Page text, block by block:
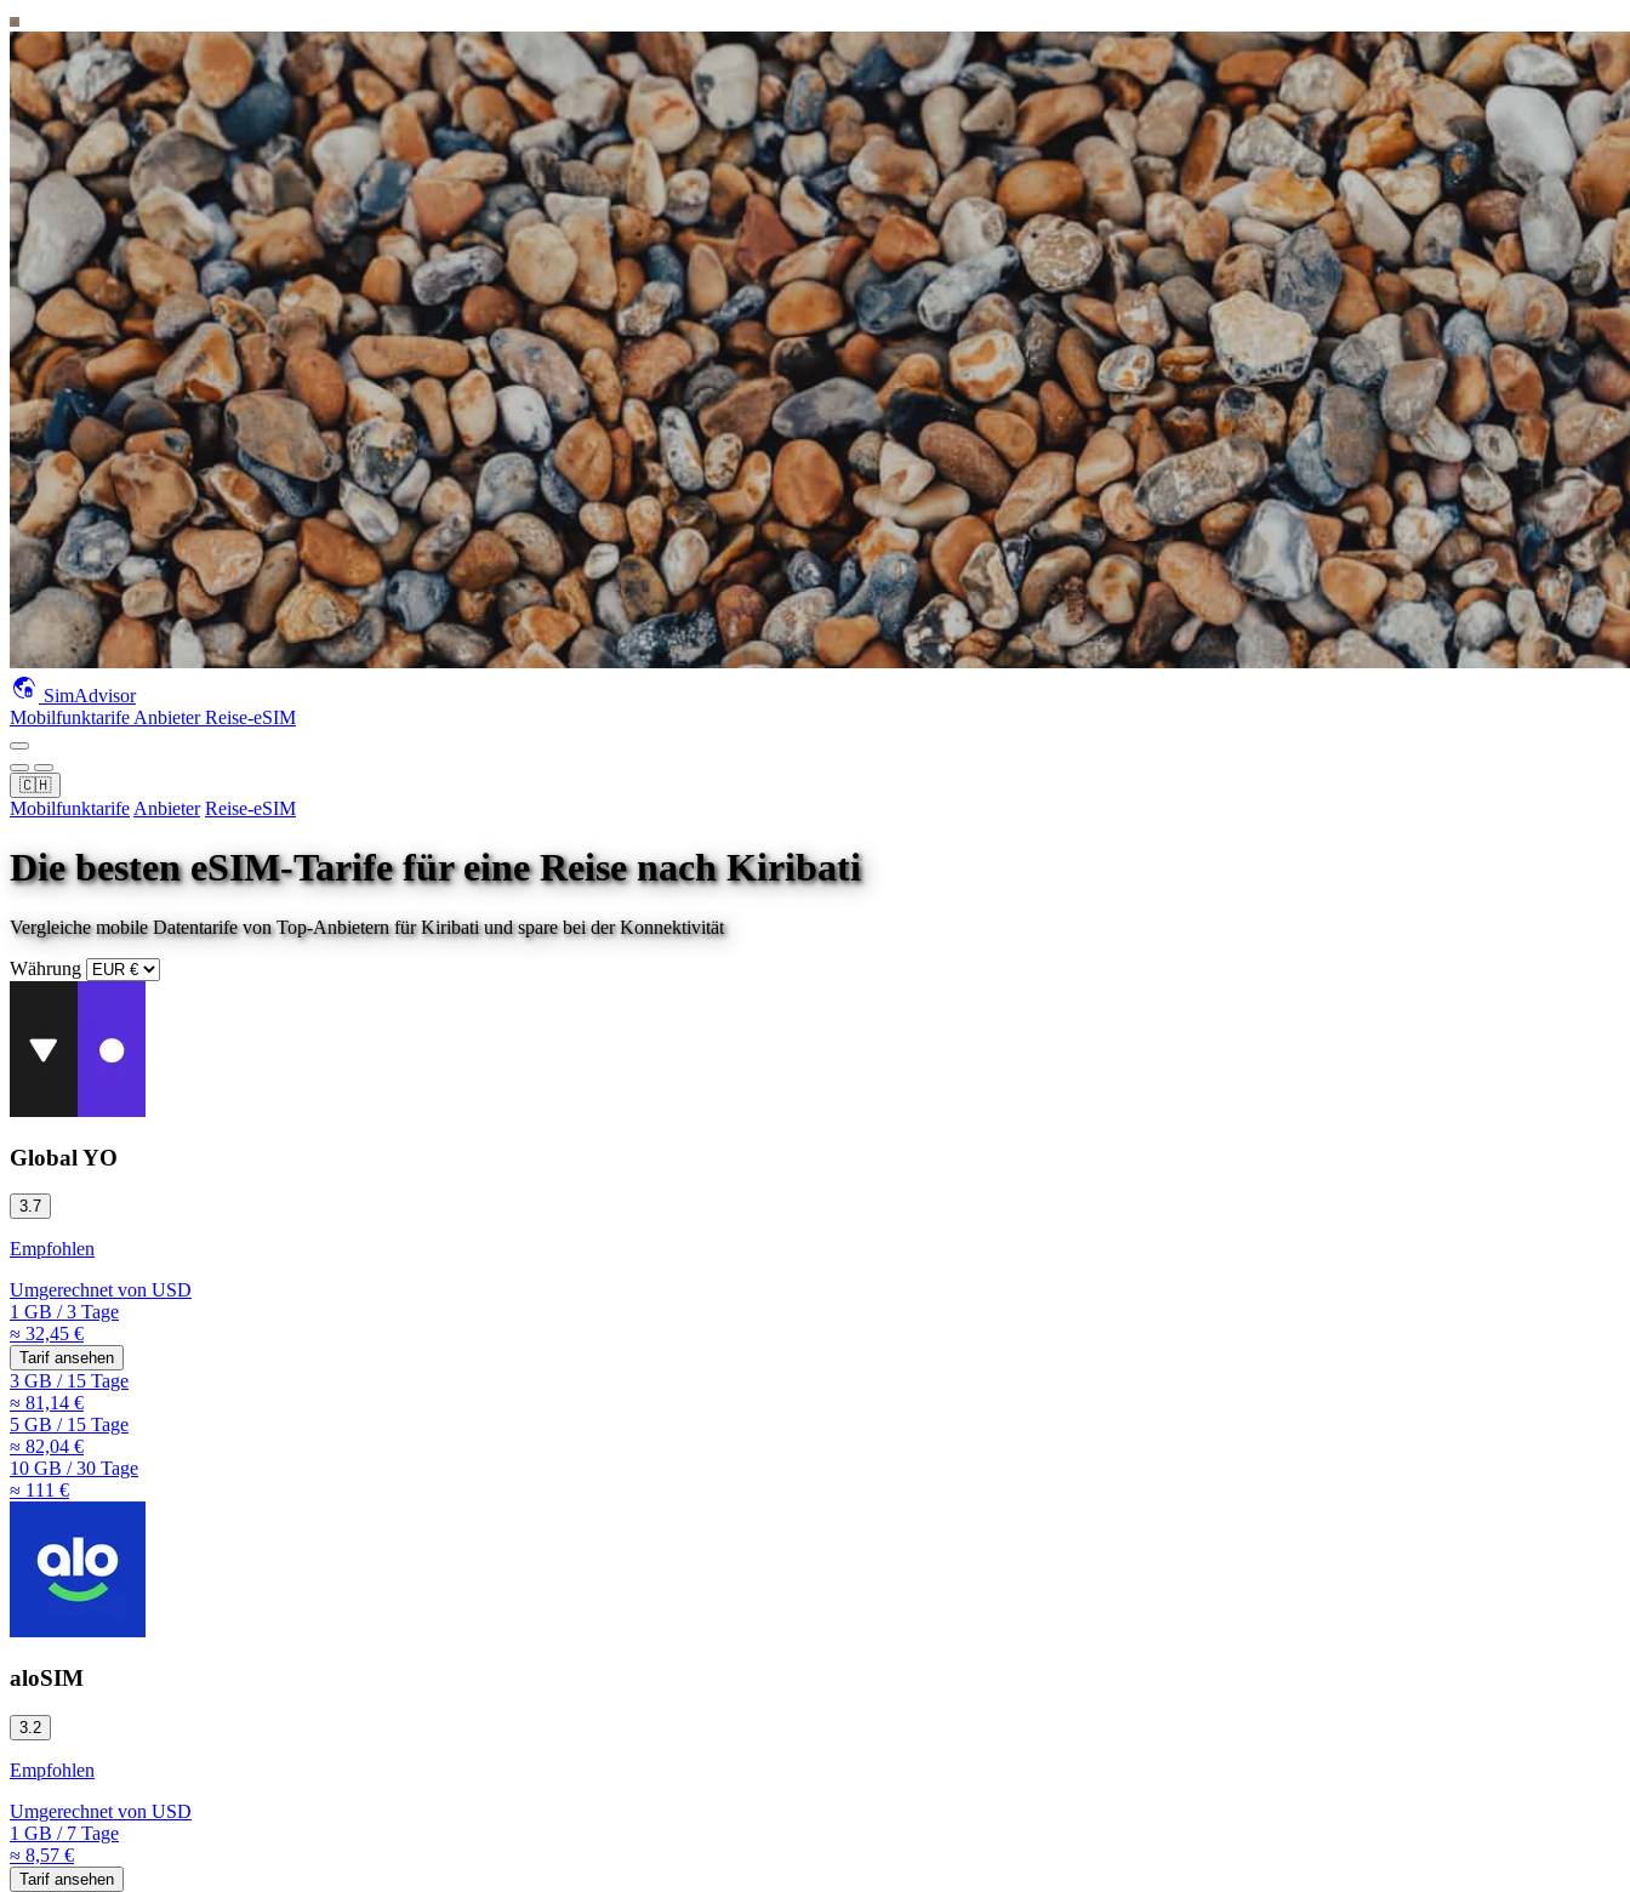
SimAdvisor
Mobilfunktarife AnbieterReise-eSIM
🇨🇭
Mobilfunktarife Anbieter Reise-eSIM
Die besten eSIM-Tarife für eine Reisenach Kiribati
Vergleiche mobile Datentarife von Top-Anbietern fürKiribatiund spare bei der Konnektivität
Währung
Global YO
3.7
Empfohlen
Umgerechnet von USD
1 GB /3 Tage
≈ 32,45 €
Tarif ansehen
3 GB /15 Tage
≈ 81,14 €
5 GB /15 Tage
≈ 82,04 €
10 GB /30 Tage
≈ 111 €
aloSIM
3.2
Empfohlen
Umgerechnet von USD
1 GB /7 Tage
≈ 8,57 €
Tarif ansehen